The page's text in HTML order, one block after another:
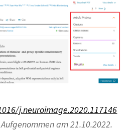
j.neuroimage.2020.117146
am 21.10.2022.